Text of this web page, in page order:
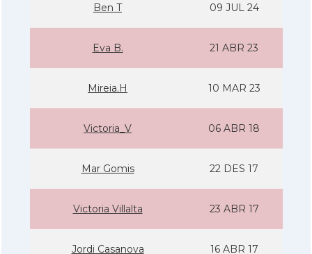
Ben T 09 JUL 24
Eva B. 21 ABR 23
Mireia.H 10 MAR 23
Victoria_V 06 ABR 18
Mar Gomis 22 DES 17
Victoria Villalta 23 ABR 17
Jordi Casanova 16 ABR 17